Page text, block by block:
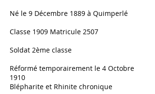
Né le 9 Décembre 1889 à Quimperlé
Classe 1909 Matricule 2507
Soldat 2ème classe
Réformé temporairement le 4 Octobre
1910
Blépharite et Rhinite chronique